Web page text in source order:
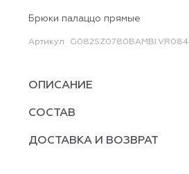
Брюки палаццо прямые
Артикул G082SZ0780BAMBI.VR084
ОПИСАНИЕ
СОСТАВ
ДОСТАВКА И ВОЗВРАТ